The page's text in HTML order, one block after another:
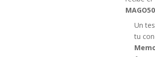
Un
tu